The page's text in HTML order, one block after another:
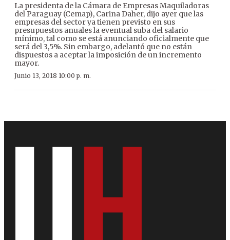
La presidenta de la Cámara de Empresas Maquiladoras
del Paraguay (Cemap), Carina Daher, dijo ayer que las
empresas del sector ya tienen previsto en sus
presupuestos anuales la eventual suba del salario
mínimo, tal como se está anunciando oficialmente que
será del 3,5%. Sin embargo, adelantó que no están
dispuestos a aceptar la imposición de un incremento
mayor.
Junio 13, 2018 10:00 p. m.